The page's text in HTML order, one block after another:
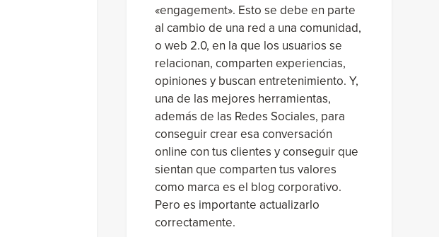
«engagement». Esto se debe en parte
al cambio de una red a una comunidad,
o web 2.0, en la que los usuarios se
relacionan, comparten experiencias,
opiniones y buscan entretenimiento. Y,
una de las mejores herramientas,
además de las Redes Sociales, para
conseguir crear esa conversación
online con tus clientes y conseguir que
sientan que comparten tus valores
como marca es el blog corporativo.
Pero es importante actualizarlo
correctamente.